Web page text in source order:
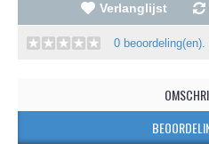
Verlanglijst
0 beoordeling(en).